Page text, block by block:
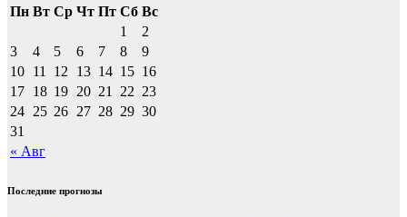
Пн Вт Ср Чт Пт Сб Вс
« Авг
1
2
3
4 5 6 7 8
9
10 11 12 13 14 15 16
17 18 19 20 21 22 23
24 25 26 27 28 29 30
31
Последние прогнозы